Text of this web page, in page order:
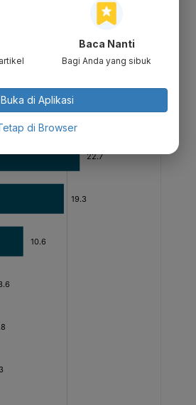
Baca Nanti
Bagi Anda yang sibuk
Buka di Aplikasi
di Browser